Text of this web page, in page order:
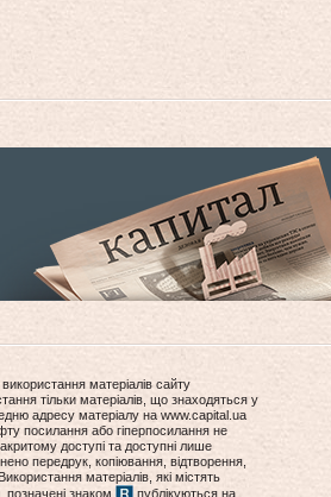
матеріалів сайту
тільки матеріалів, що знаходяться у
адресу матеріалу на www.capital.ua
посилання або гіперпосилання не
доступі та доступні лише
передрук, копіювання, відтворення,
матеріалів, які містять
знаком
публікуються на